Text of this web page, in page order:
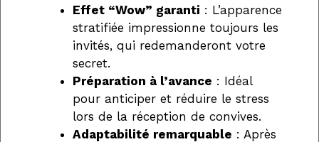
Effet “Wow” garanti : L’apparence
stratifiée impressionne toujours les
invités, qui redemanderont votre
secret.
Préparation à l’avance : Idéal
pour anticiper et réduire le stress
lors de la réception de convives.
Adaptabilité remarquable : Après